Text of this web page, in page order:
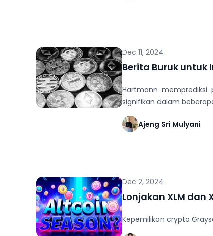
Dec 11, 2024
Berita Buruk untuk
Hartmann memprediksi
signifikan dalam
Ajeng Sri Mulyani
Dec 2, 2024
Lonjakan XLM dan
Kepemilikan crypto